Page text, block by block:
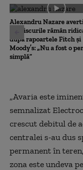
0
seconds
Alexandru Nazare
că „riscurile rămân
după rapoartele Fitch și
Moody’s: „Nu a fost o
simplă”
„Avaria este
semnalizat
crescut debitul de
centralei s-au dus
permanent în
zona este undeva